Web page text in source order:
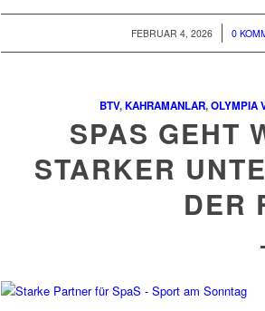
FEBRUAR 4, 2026
/ 0 /
BTV,KAHRAMANLAR,OLYMPIA
SPAS GEHT
STARKER
DER